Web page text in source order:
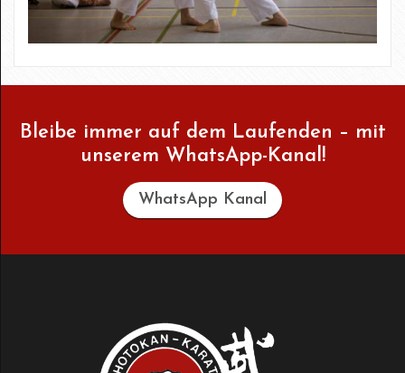
Bleibe immer auf dem Laufenden – mit
unserem WhatsApp-Kanal!
WhatsApp Kanal